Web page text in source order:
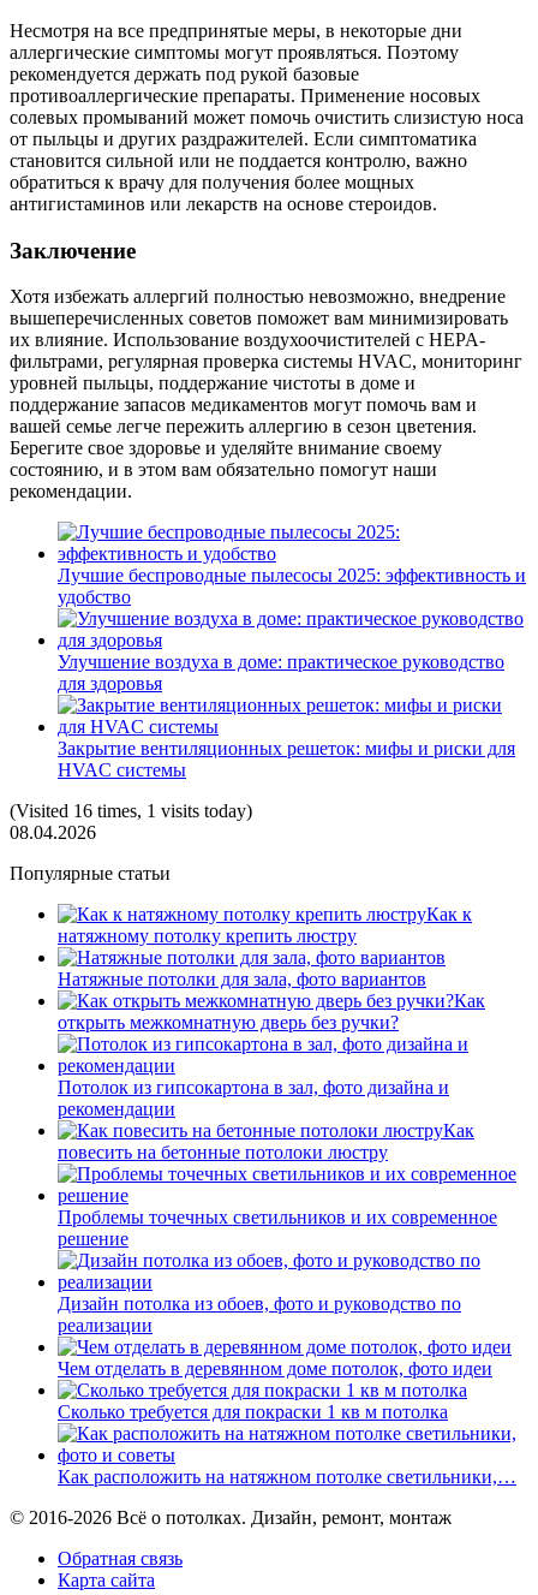
Несмотря на все предпринятые меры, в некоторые дни
аллергические симптомы могут проявляться. Поэтому
рекомендуется держать под рукой базовые
противоаллергические препараты. Применение носовых
солевых промываний может помочь очистить слизистую носа
от пыльцы и других раздражителей. Если симптоматика
становится сильной или не поддается контролю, важно
обратиться к врачу для получения более мощных
антигистаминов или лекарств на основе стероидов.
Заключение
Хотя избежать аллергий полностью невозможно, внедрение
вышеперечисленных советов поможет вам минимизировать
их влияние. Использование воздухоочистителей с HEPA-
фильтрами, регулярная проверка системы HVAC, мониторинг
уровней пыльцы, поддержание чистоты в доме и
поддержание запасов медикаментов могут помочь вам и
вашей семье легче пережить аллергию в сезон цветения.
Берегите свое здоровье и уделяйте внимание своему
состоянию, и в этом вам обязательно помогут наши
рекомендации.
Лучшие беспроводные пылесосы 2025: эффективность и
удобство
Улучшение воздуха в доме: практическое руководство
для здоровья
Закрытие вентиляционных решеток: мифы и риски для
HVAC системы
(Visited 16 times, 1 visits today)
08.04.2026
Популярные статьи
Как к
натяжному потолку крепить люстру
Натяжные потолки для зала, фото вариантов
Как
открыть межкомнатную дверь без ручки?
Потолок из гипсокартона в зал, фото дизайна и
рекомендации
Как
повесить на бетонные потолоки люстру
Проблемы точечных светильников и их современное
решение
Дизайн потолка из обоев, фото и руководство по
реализации
Чем отделать в деревянном доме потолок, фото идеи
Сколько требуется для покраски 1 кв м потолка
Как расположить на натяжном потолке светильники,…
© 2016-2026 Всё о потолках. Дизайн, ремонт, монтаж
Обратная связь
Карта сайта